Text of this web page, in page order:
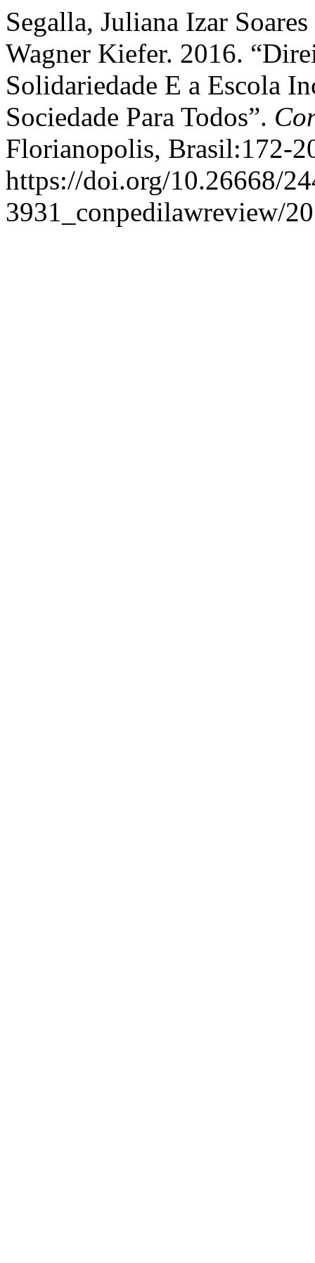
Segalla, Juliana Izar
Wagner Kiefer. 2016.
Solidariedade E a Escola
Sociedade Para Todos”.
Florianopolis, Brasil:172-
https://doi.org/10.26668/
3931_conpedilawreview/